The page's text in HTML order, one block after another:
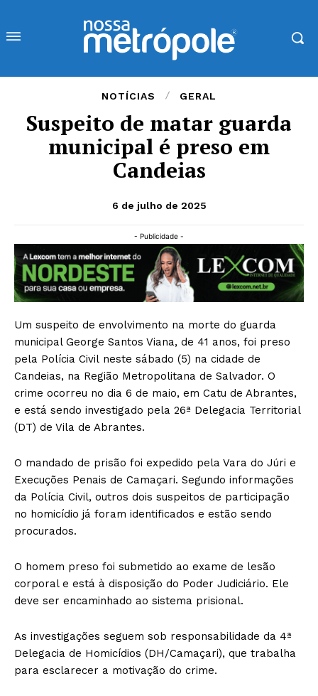
NOTÍCIAS GERAL
Suspeito de matar guarda
municipal é preso em
Candeias
6 de julho de 2025
- Publicidade -
Um suspeito de envolvimento na morte do guarda
municipal George Santos Viana, de 41 anos, foi preso
pela Polícia Civil neste sábado (5) na cidade de
Candeias, na Região Metropolitana de Salvador. O
crime ocorreu no dia 6 de maio, em Catu de Abrantes,
e está sendo investigado pela 26ª Delegacia Territorial
(DT) de Vila de Abrantes.
O mandado de prisão foi expedido pela Vara do Júri e
Execuções Penais de Camaçari. Segundo informações
da Polícia Civil, outros dois suspeitos de participação
no homicídio já foram identificados e estão sendo
procurados.
O homem preso foi submetido ao exame de lesão
corporal e está à disposição do Poder Judiciário. Ele
deve ser encaminhado ao sistema prisional.
As investigações seguem sob responsabilidade da 4ª
Delegacia de Homicídios (DH/Camaçari), que trabalha
para esclarecer a motivação do crime.